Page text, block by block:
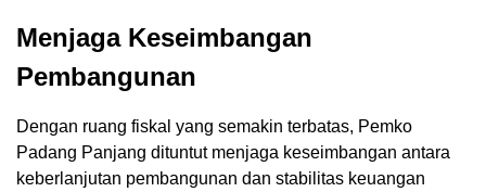
Menjaga Keseimbangan
Pembangunan
Dengan ruang fiskal yang semakin terbatas, Pemko
Padang Panjang dituntut menjaga keseimbangan antara
keberlanjutan pembangunan dan stabilitas keuangan